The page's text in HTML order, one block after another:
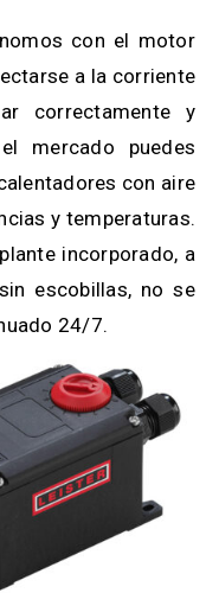
con el motor
a la corriente
correctamente y
mercado puedes
con aire
y temperaturas.
incorporado, a
escobillas, no se
24/7.